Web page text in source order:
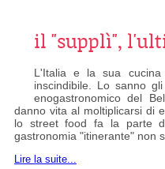
il "supplì",
L'Italia e la sua cucina
inscindibile. Lo sanno
enogastronomico del
danno vita al moltiplicarsi di
lo street food fa la parte
gastronomia "itinerante" non
Lire la suite...